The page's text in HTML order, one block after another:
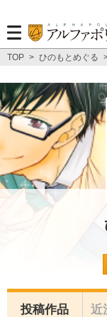
TOP > ひのもとめぐる
投稿作品
近